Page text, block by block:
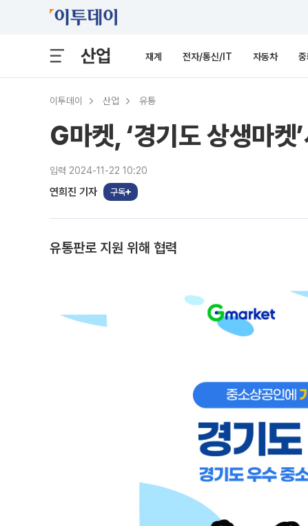
산업 재계 전자/통신/IT 자동차
이투데이 산업 유통
G마켓, ‘경기도 상생마켓
입력 2024-11-22 10:20
연희진 기자 구독
유통판로 지원 위해 협력